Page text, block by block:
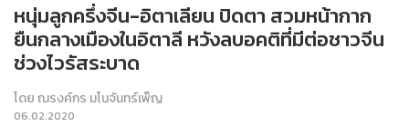
หนุ่มลูกครึ่งจีน-อิตาเลียน ปิดตา สวมหน้ากาก
ยืนกลางเมืองในอิตาลี หวังลบอคติที่มีต่อชาวจีน
ช่วงไวรัสระบาด
โดยณรงค์กร มโนจันทร์เพ็ญ
06.02.2020